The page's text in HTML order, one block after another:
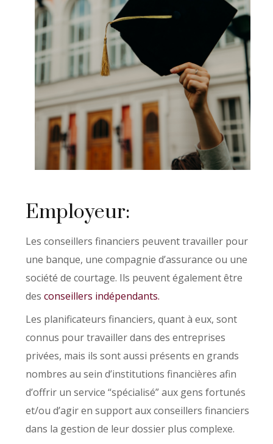
Employeur:
Les conseillers financiers peuvent travailler pour
une banque, une compagnie d’assurance ou une
société de courtage. Ils peuvent également être
desconseillers indépendants.
Les planificateurs financiers, quant à eux, sont
connus pour travailler dans des entreprises
privées, mais ils sont aussi présents en grands
nombres au sein d’institutions financières afin
d’offrir un service “spécialisé” aux gens fortunés
et/ou d’agir en support aux conseillers financiers
dans la gestion de leur dossier plus complexe.